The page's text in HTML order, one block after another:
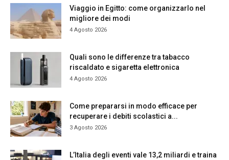
Viaggio in Egitto: come organizzarlo nel
migliore dei modi
4 Agosto 2026
Quali sono le differenze tra tabacco
riscaldato e sigaretta elettronica
4 Agosto 2026
Come prepararsi in modo efficace per
recuperare i debiti scolastici a...
3 Agosto 2026
L’Italia degli eventi vale 13,2 miliardi e traina